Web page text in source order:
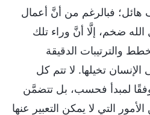
هائل؛ فبالرغم من أنَّ أعمال
ضخم، إلَّا أنَّ وراء تلك
والترتيبات الدقيقة
تخيلها. لا تتم كل
لمبدأ فحسب، بل تتضمَّن
التي لا يمكن التعبير عنها